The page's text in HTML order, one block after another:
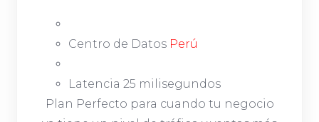
Centro de Datos Perú
Latencia 25 milisegundos
Plan Perfecto para cuando tu negocio